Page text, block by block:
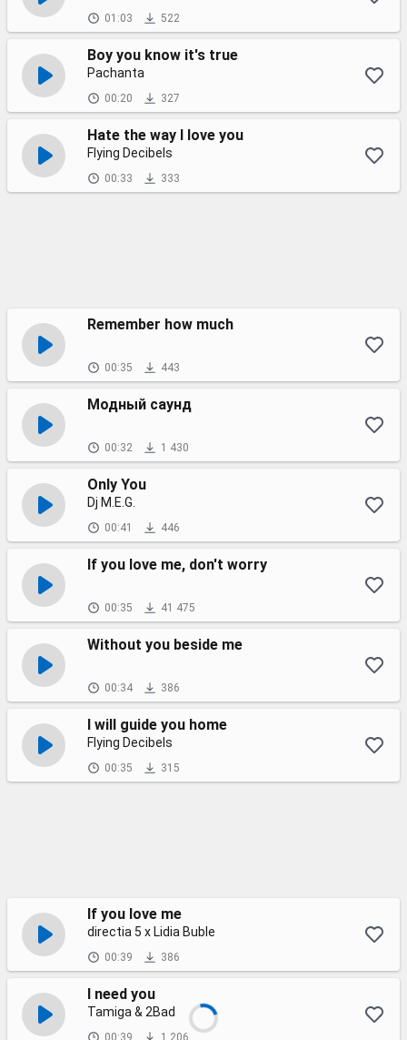
01:03 522
Boy you know it's true
Pachanta
00:20 327
Hate the way I love you
Flying Decibels
00:33 333
Remember how much
00:35 443
Модный саунд
00:32 1 430
Only You
Dj M.E.G.
00:41 446
If you love me, don't worry
00:35 41 475
Without you beside me
00:34 386
I will guide you home
Flying Decibels
00:35 315
If you love me
directia 5 x Lidia Buble
00:39 386
I need you
Tamiga & 2Bad
00:39 1 206